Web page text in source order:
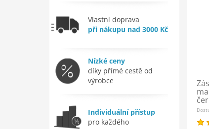
Vlastní doprava
při nákupu nad 3000 Kč
Nízké ceny
díky přímé cestě od
výrobce
Individuální přístup
pro každého